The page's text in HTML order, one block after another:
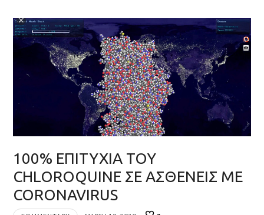
100% ΕΠΙΤΥΧΙΑ ΤΟΥ
CHLOROQUINE ΣΕ ΑΣΘΕΝΕΙΣ ΜΕ
CORONAVIRUS